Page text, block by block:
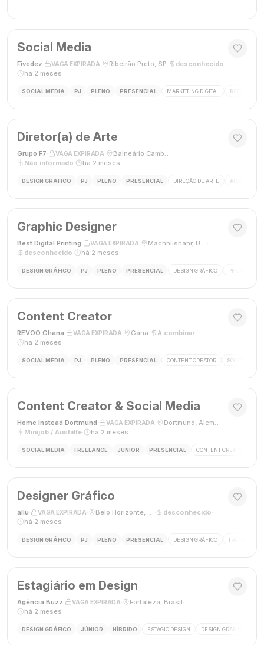
Social Media
Fivedez VAGA EXPIRADA Ribeirão Preto, SP desconhecido
há 2 meses
SOCIAL MEDIA PJ PLENO PRESENCIAL MARKETING DIGITAL REDES
Diretor(a) de Arte
Grupo F7 VAGA EXPIRADA Balneário Camboriú, SC, Brasil
Não informado
há 2 meses
DESIGN GRÁFICO PJ PLENO PRESENCIAL DIREÇÃO DE ARTE ADOBE
Graphic Designer
Best Digital Printing VAGA EXPIRADA Machhlishahr, Uttar Pradesh, Índia
desconhecido
há 2 meses
DESIGN GRÁFICO PJ PLENO PRESENCIAL DESIGN GRÁFICO PHOTOSHOP
Content Creator
REVOO Ghana VAGA EXPIRADA Gana A combinar·
há 2 meses
SOCIAL MEDIA PJ PLENO PRESENCIAL CONTENT CREATOR SOCIAL MEDIA
Content Creator & Social Media
Home Instead Dortmund VAGA EXPIRADA Dortmund, Alemanha
Minijob / Aushilfe
há 2 meses
SOCIAL MEDIA FREELANCE JÚNIOR PRESENCIAL CONTENT CREATOR
Designer Gráfico
allu VAGA EXPIRADA Belo Horizonte, MG, Brasil desconhecido
há 2 meses
DESIGN GRÁFICO PJ PLENO PRESENCIAL DESIGN GRÁFICO TRÁFEGO
Estagiário em Design
Agência Buzz VAGA EXPIRADA Fortaleza, Brasil
há 2 meses
DESIGN GRÁFICO JÚNIOR HÍBRIDO ESTÁGIO DESIGN DESIGN GRÁFICO